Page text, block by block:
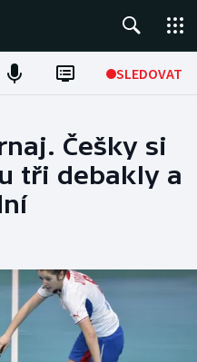
SLEDOVAT
Češky si
tři debakly a